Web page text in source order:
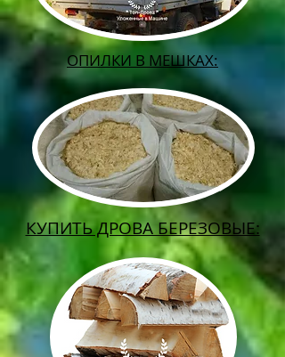
ОПИЛКИ В МЕШКАХ:
КУПИТЬ ДРОВА БЕРЕЗОВЫЕ: